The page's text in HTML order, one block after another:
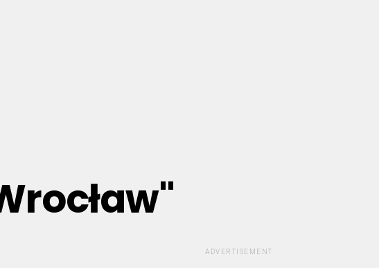
ADVERTISEMENT